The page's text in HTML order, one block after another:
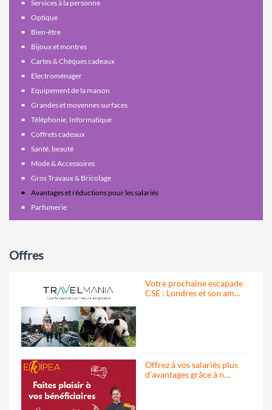
Services à la personne
Optique
Bien-être
Bijoux et montres
Cartes & Chèques cadeaux
Electroménager
Equipement de la maison
Grandes et moyennes surfaces
Téléphonie, Informatique
Coffrets cadeaux
Santé, beauté
Mode & Accessoires
Gros Travaux & Bricolage
Avantages et réductions pour les salariés
Parfumerie
Offres
Votre prochaine escapade
CSE : Londres et son am…
Offrez à vos salariés plus
d’avantages grâce à n…